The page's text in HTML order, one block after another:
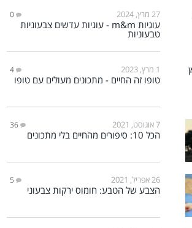
27 מרץ, 2024 0
עוגיות m&m - עוגיות עדשים צבעוניות
טבעוניות
1 מרץ, 2023 4
טופו זה החיים - מתכונים מעולים עם טופו
7 אוגוסט, 2021 36
הכל 10: סיפורים מהחיים בלי מתכונים
26 אפריל, 2021 5
הצבע של הטבע: חומוס ירקות צבעוני